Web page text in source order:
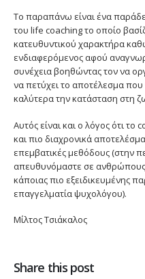
Το παραπάνω είναι ένα
του life coaching το οποίο
κατευθυντικού χαρακτήρα
ενδιαφερόμενος αφού
συνέχεια βοηθώντας τον να
να πετύχει το αποτέλεσμα που
καλύτερα την κατάσταση στη
Αυτός είναι και ο λόγος ότι
και πιο διαχρονικά
επεμβατικές μεθόδους (στην
απευθυνόμαστε σε ανθρώπους
κάποιας πιο εξειδικευμένης
επαγγελματία ψυχολόγου).
Μίλτος Τσιάκαλος
Share this post